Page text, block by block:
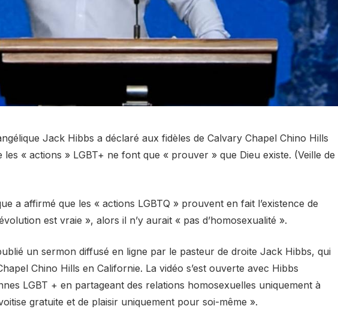
Jack Hibbs a déclaré aux fidèles de Calvary Chapel Chino Hills
les « actions » LGBT+ ne font que « prouver » que Dieu existe. (Veille de
a affirmé que les « actions LGBTQ » prouvent en fait l’existence de
est vraie », alors il n’y aurait « pas d’homosexualité ».
un sermon diffusé en ligne par le pasteur de droite Jack Hibbs, qui
Chino Hills en Californie. La vidéo s’est ouverte avec Hibbs
LGBT + en partageant des relations homosexuelles uniquement à
gratuite et de plaisir uniquement pour soi-même ».